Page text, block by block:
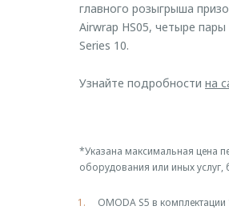
главного розыгрыша
Airwrap HS05, четыре
Series 10.
Узнайте подробности на
*Указана максимальная цена
оборудования или иных
OMODA S5 в